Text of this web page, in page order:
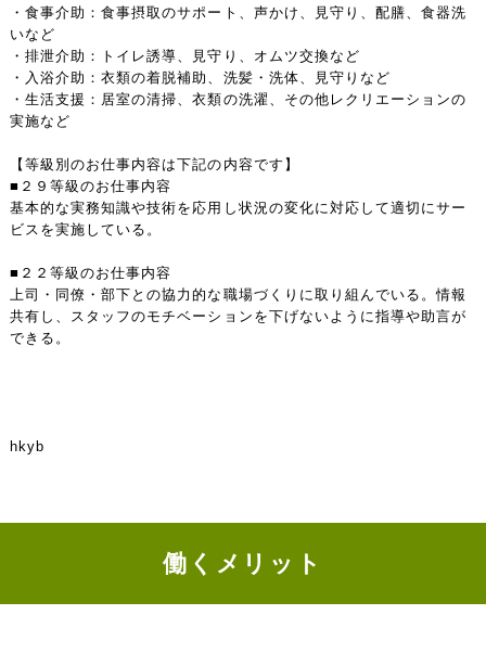
・食事介助：食事摂取のサポート、声かけ、見守り、配膳、食器洗
いなど
・排泄介助：トイレ誘導、見守り、オムツ交換など
・入浴介助：衣類の着脱補助、洗髪・洗体、見守りなど
・生活支援：居室の清掃、衣類の洗濯、その他レクリエーションの
実施など
【等級別のお仕事内容は下記の内容です】
■２９等級のお仕事内容
基本的な実務知識や技術を応用し状況の変化に対応して適切にサー
ビスを実施している。
■２２等級のお仕事内容
上司・同僚・部下との協力的な職場づくりに取り組んでいる。情報
共有し、スタッフのモチベーションを下げないように指導や助言が
できる。
hkyb
働くメリット